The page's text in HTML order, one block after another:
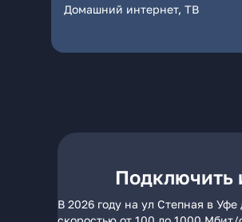
Домашний интернет, ТВ
Подключить
В 2026 году на ул Степная в